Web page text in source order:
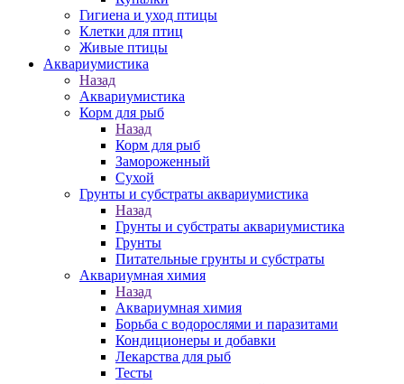
Гигиена и уход птицы
Клетки для птиц
Живые птицы
Аквариумистика
Назад
Аквариумистика
Корм для рыб
Назад
Корм для рыб
Замороженный
Сухой
Грунты и субстраты аквариумистика
Назад
Грунты и субстраты аквариумистика
Грунты
Питательные грунты и субстраты
Аквариумная химия
Назад
Аквариумная химия
Борьба с водорослями и паразитами
Кондиционеры и добавки
Лекарства для рыб
Тесты